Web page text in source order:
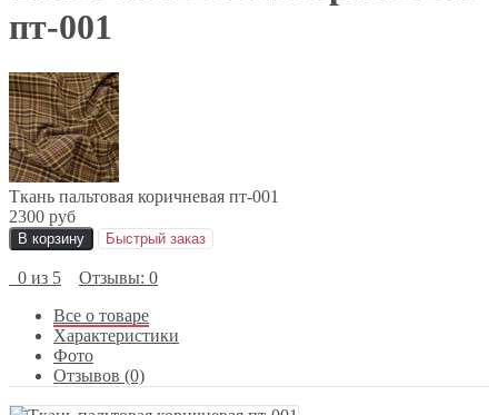
пт-001
Ткань пальтовая коричневая пт-001
2300 руб
В корзину Быстрый заказ
0 из 5
Отзывы: 0
Все о товаре
Характеристики
Фото
Отзывов (0)